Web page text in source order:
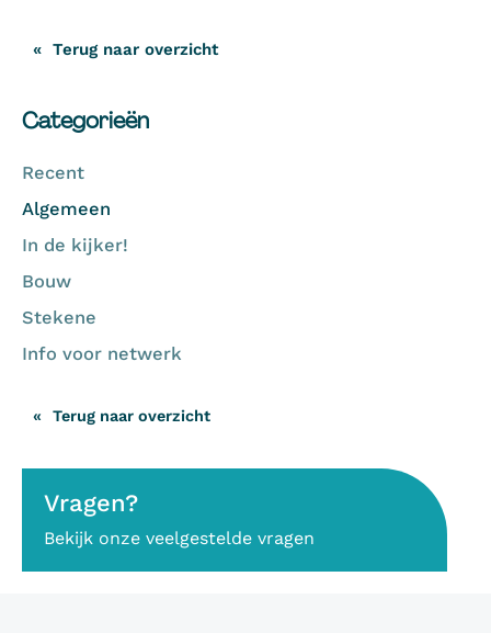
Categorieën
Recent
Algemeen
In de kijker!
Bouw
Stekene
Info voor netwerk
Terug naar overzicht
Vragen?
Bekijk onze veelgestelde vragen
Terug naar overzicht